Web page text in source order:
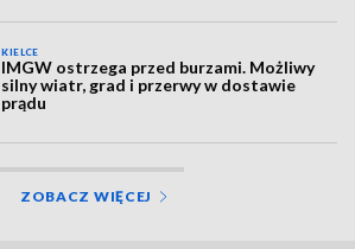
KIELCE
IMGW ostrzega przed burzami. Możliwy
silny wiatr, grad i przerwy w dostawie
prądu
ZOBACZ WIĘCEJ